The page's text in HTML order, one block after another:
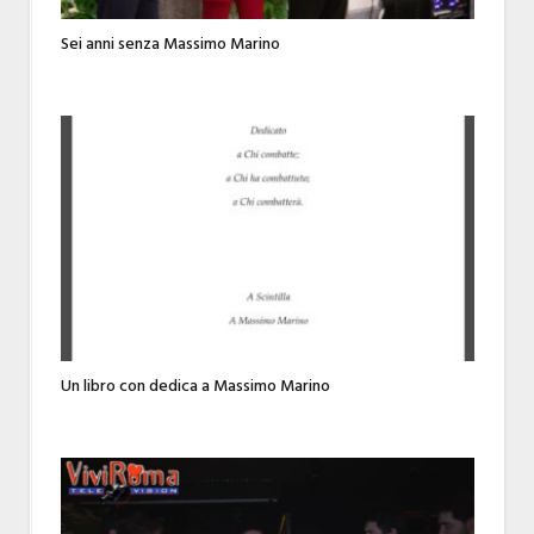
Sei anni senza Massimo Marino
Un libro con dedica a Massimo Marino